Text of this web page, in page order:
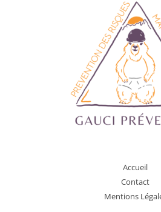
Accueil
Contact
Mentions